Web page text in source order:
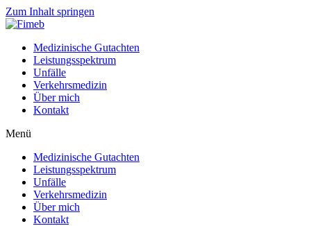
Zum Inhalt springen
Medizinische Gutachten
Leistungsspektrum
Unfälle
Verkehrsmedizin
Über mich
Kontakt
Menü
Medizinische Gutachten
Leistungsspektrum
Unfälle
Verkehrsmedizin
Über mich
Kontakt